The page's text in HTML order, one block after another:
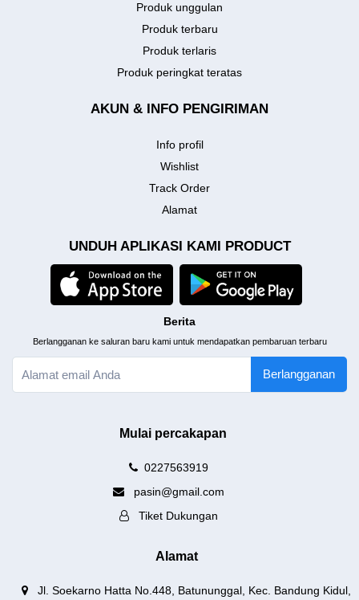
Produk unggulan
Produk terbaru
Produk terlaris
Produk peringkat teratas
AKUN & INFO PENGIRIMAN
Info profil
Wishlist
Track Order
Alamat
UNDUH APLIKASI KAMI PRODUCT
Berita
Berlangganan ke saluran baru kami untuk mendapatkan pembaruan terbaru
Berlangganan
Mulai percakapan
0227563919
pasin@gmail.com
Tiket Dukungan
Alamat
Jl. Soekarno Hatta No.448, Batununggal, Kec. Bandung Kidul,